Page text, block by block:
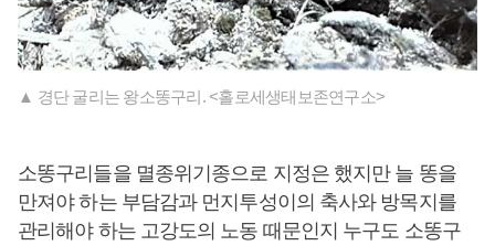
▲ 경단 굴리는 왕소똥구리. <홀로세생태보존연구소>
소똥구리들을 멸종위기종으로 지정은 했지만 늘 똥을
만져야 하는 부담감과 먼지투성이의 축사와 방목지를
관리해야 하는 고강도의 노동 때문인지 누구도 소똥구